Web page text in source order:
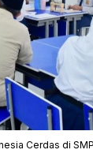
Cerdas di